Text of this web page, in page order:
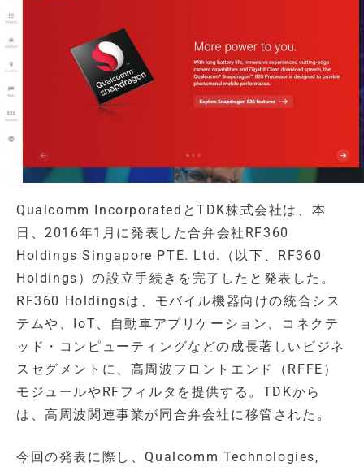
Qualcomm IncorporatedとTDK株式会社は、本
日、2016年1月に発表した合弁会社RF360
Holdings Singapore PTE. Ltd.（以下、RF360
Holdings）の設立手続きを完了したと発表した。
RF360 Holdingsは、モバイル機器向けの統合シス
テムや、IoT、自動車アプリケーション、コネクテ
ッド・コンピューティングなどの成長著しいビジネ
スセグメントに、高周波フロントエンド（RFFE）
モジュールやRFフィルタを提供する。TDKから
は、高周波関連事業が同合弁会社に移管された。
今回の発表に際し、Qualcomm Technologies,